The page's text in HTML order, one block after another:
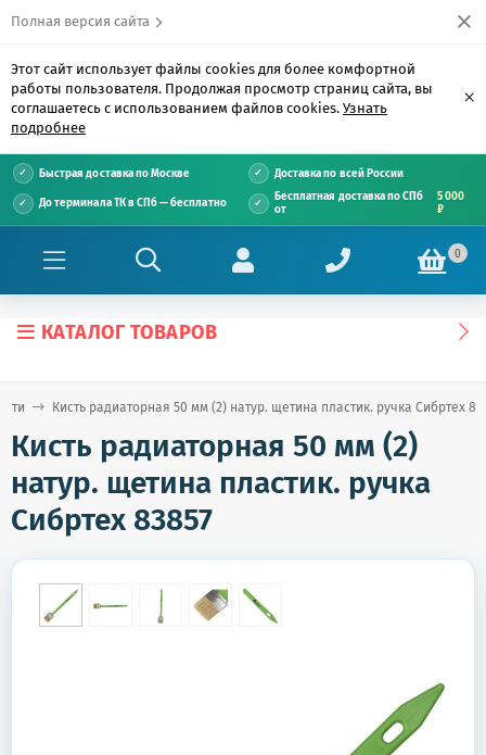
Полная версия сайта
Этот сайт использует файлы cookies для более комфортной
работы пользователя. Продолжая просмотр страниц сайта, вы
соглашаетесь с использованием файлов cookies. Узнать
подробнее
×
Быстрая доставка по Москве Доставка по всей России
До терминала ТК в СПб — бесплатно
Бесплатная доставка по СПб
от
5 000
₽
0
КАТАЛОГ ТОВАРОВ
Кисть радиаторная 50 мм (2) натур. щетина пластик. ручка Сибртех
Кисть радиаторная 50 мм (2)
натур. щетина пластик. ручка
Сибртех 83857